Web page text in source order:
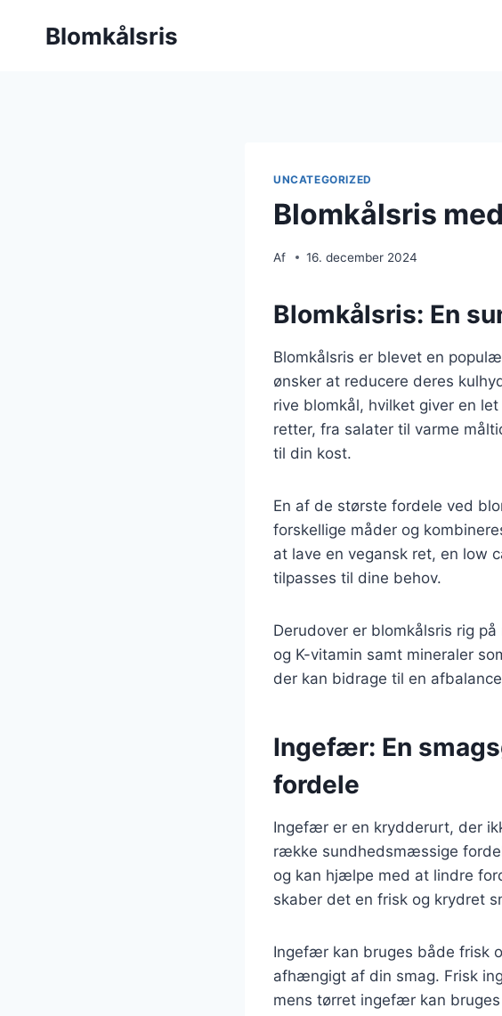
Blomkålsris
UNCATEGORIZED
Blomkålsris
Af 16. december 2024
Blomkålsris: En
Blomkålsris er blevet en
ønsker at reducere deres
rive blomkål, hvilket giver en
retter, fra salater til varme
til din kost.
En af de største fordele ved
forskellige måder og
at lave en vegansk ret, en low
tilpasses til dine behov.
Derudover er blomkålsris rig
og K-vitamin samt mineraler
der kan bidrage til en
Ingefær: En
fordele
Ingefær er en krydderurt, der
række sundhedsmæssige
og kan hjælpe med at lindre
skaber det en frisk og krydret
Ingefær kan bruges både frisk
afhængigt af din smag. Frisk
mens tørret ingefær kan